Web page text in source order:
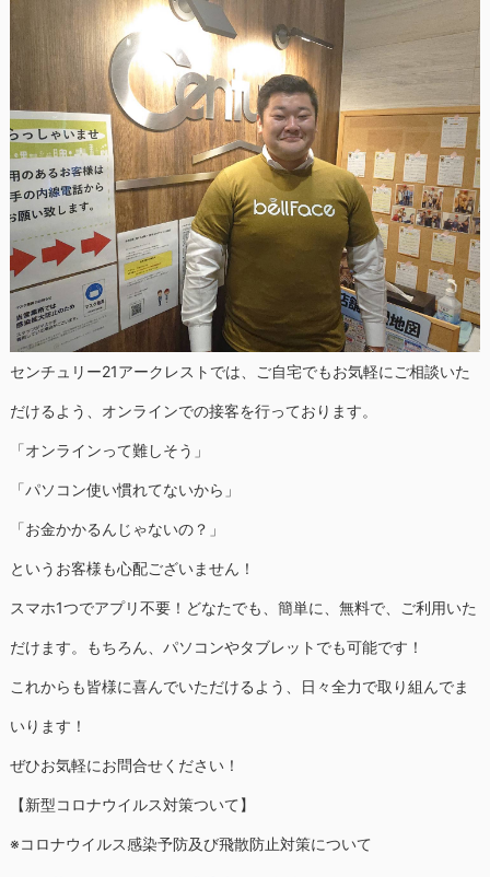
センチュリー21アークレストでは、ご自宅でもお気軽にご相談いた
だけるよう、オンラインでの接客を行っております。
「オンラインって難しそう」
「パソコン使い慣れてないから」
「お金かかるんじゃないの？」
というお客様も心配ございません！
スマホ1つでアプリ不要！どなたでも、簡単に、無料で、ご利用いた
だけます。もちろん、パソコンやタブレットでも可能です！
これからも皆様に喜んでいただけるよう、日々全力で取り組んでま
いります！
ぜひお気軽にお問合せください！
【新型コロナウイルス対策ついて】
※コロナウイルス感染予防及び飛散防止対策について